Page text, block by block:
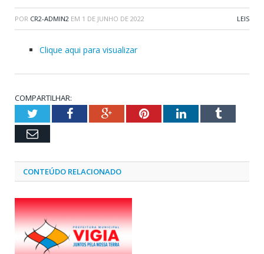
POR CR2-ADMIN2 EM 1 DE JUNHO DE 2022 LEIS
Clique aqui para visualizar
COMPARTILHAR:
TwitterFacebookGoogle+PinterestLinkedInTumblr
Email
CONTEÚDO RELACIONADO